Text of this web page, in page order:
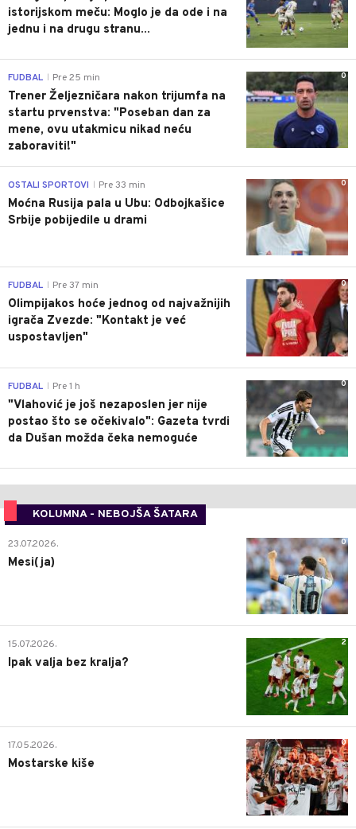
istorijskom meču: Moglo je da ode i na
jednu i na drugu stranu...
0
FUDBAL Pre 25 min
Trener Željezničara nakon trijumfa na
startu prvenstva: "Poseban dan za
mene, ovu utakmicu nikad neću
zaboraviti!"
0
OSTALI SPORTOVI Pre 33 min
Moćna Rusija pala u Ubu: Odbojkašice
Srbije pobijedile u drami
0
FUDBAL Pre 37 min
Olimpijakos hoće jednog od najvažnijih
igrača Zvezde: "Kontakt je već
uspostavljen"
0
FUDBAL Pre 1 h
"Vlahović je još nezaposlen jer nije
postao što se očekivalo": Gazeta tvrdi
da Dušan možda čeka nemoguće
KOLUMNA - NEBOJŠA ŠATARA
0
23.07.2026.
Mesi(ja)
2
15.07.2026.
Ipak valja bez kralja?
0
17.05.2026.
Mostarske kiše